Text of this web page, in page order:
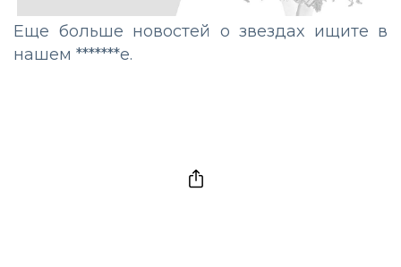
Еще больше новостей о звездах ищите в
нашем *******е.